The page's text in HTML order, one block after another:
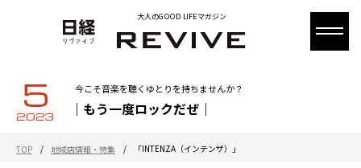
大人のGOOD LIFEマガジン
5
2023
今こそ音楽を聴くゆとりを持ちませんか？
｜もう一度ロックだぜ｜
TOP / 地域店情報・特集 / 「INTENZA（インテンザ）」